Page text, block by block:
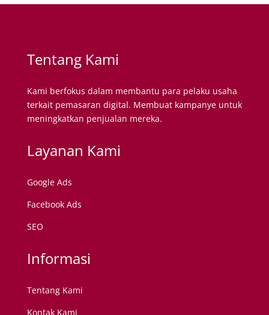
Tentang Kami
Kami berfokus dalam membantu para pelaku usaha
terkait pemasaran digital. Membuat kampanye untuk
meningkatkan penjualan mereka.
Layanan Kami
Google Ads
Facebook Ads
SEO
Informasi
Tentang Kami
Kontak Kami